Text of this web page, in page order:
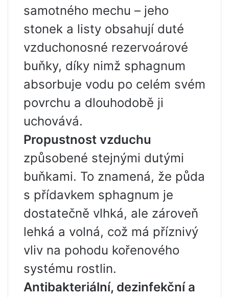
samotného mechu – jeho
stonek a listy obsahují duté
vzduchonosné rezervoárové
buňky, díky nimž sphagnum
absorbuje vodu po celém svém
povrchu a dlouhodobě ji
uchovává.
Propustnost vzduchu
způsobené stejnými dutými
buňkami. To znamená, že půda
s přídavkem sphagnum je
dostatečně vlhká, ale zároveň
lehká a volná, což má příznivý
vliv na pohodu kořenového
systému rostlin.
Antibakteriální, dezinfekční a